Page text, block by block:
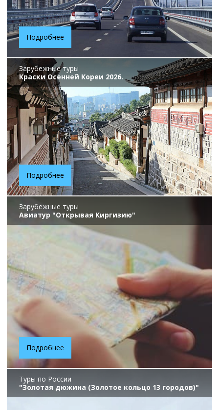
Подробнее
Зарубежные туры
Краски Осенней Кореи 2026.
Подробнее
Зарубежные туры
Авиатур "Открывая Киргизию"
Подробнее
Туры по России
"Золотая дюжина (Золотое кольцо 13 городов)"